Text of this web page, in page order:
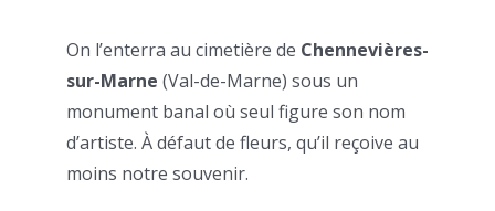
On l’enterra au cimetière de Chennevières-
sur-Marne (Val-de-Marne) sous un
monument banal où seul figure son nom
d’artiste. À défaut de fleurs, qu’il reçoive au
moins notre souvenir.